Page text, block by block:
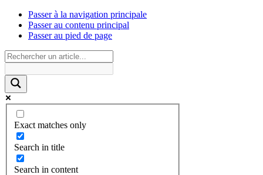
Passer à la navigation principale
Passer au contenu principal
Passer au pied de page
Exact matches only
Search in title
Search in content